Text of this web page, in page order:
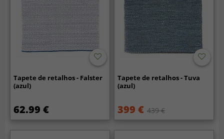
Tapete de retalhos - Falster
(azul)
62.99 €
Tapete de retalhos - Tuva
(azul)
399 € 439 €